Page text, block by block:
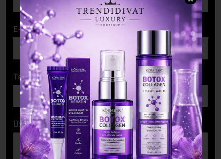
E-mail cím
Tárgy
Üzenet